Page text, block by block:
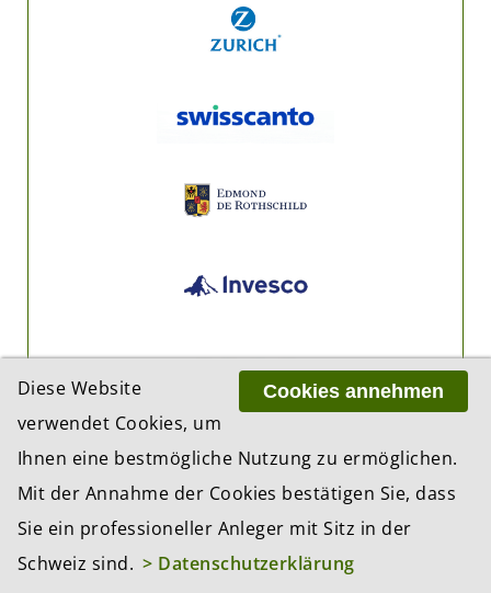
Cookies annehmen
Diese Website
verwendet Cookies, um
Ihnen eine bestmögliche Nutzung zu ermöglichen.
Mit der Annahme der Cookies bestätigen Sie, dass
Sie ein professioneller Anleger mit Sitz in der
Schweiz sind. > Datenschutzerklärung